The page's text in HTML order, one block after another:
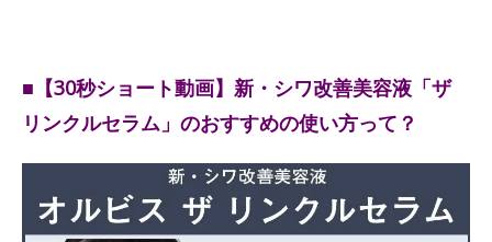
■【30秒ショート動画】新・シワ改善美容液「ザ
リンクルセラム」のおすすめの使い方って？